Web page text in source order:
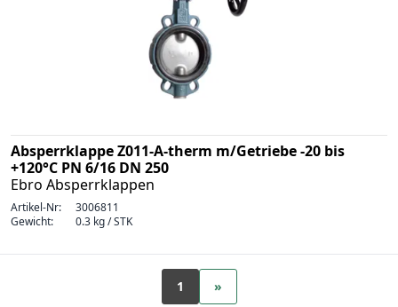
Absperrklappe Z011-A-therm m/Getriebe -20 bis
+120°C PN 6/16 DN 250
Ebro Absperrklappen
Artikel-Nr:
3006811
Gewicht:
0.3 kg / STK
1 »